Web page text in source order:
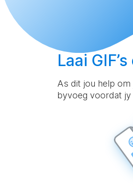
Laai
As dit jou help
byvoeg voordat jy